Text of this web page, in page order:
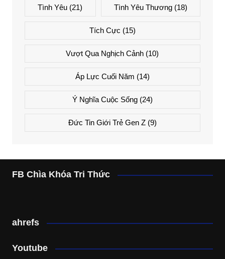
Tình Yêu (21) Tình Yêu Thương(18)
Tích Cực (15)
Vượt Qua Nghịch Cảnh (10)
Áp Lực Cuối Năm (14)
Ý Nghĩa Cuộc Sống(24)
Đức Tin Giới Trẻ Gen Z(9)
FB Chìa Khóa Tri Thức
ahrefs
Youtube